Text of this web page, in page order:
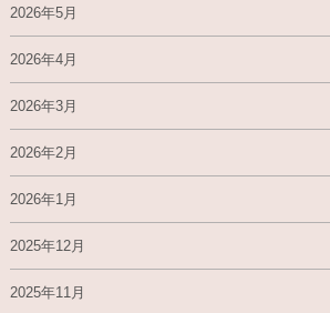
2026年5月
2026年4月
2026年3月
2026年2月
2026年1月
2025年12月
2025年11月